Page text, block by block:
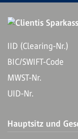
IID (Clearing-Nr.)
BIC/SWIFT-Code
MWST-Nr.
UID-Nr.
Hauptsitz und